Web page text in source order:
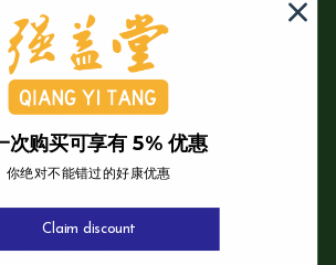
强益堂全息中医诊所
益堂全息中医诊所(槟岛)
04-2832108
次购买可享有 5% 优惠
你绝对不能错过的好康优惠
Claim discount